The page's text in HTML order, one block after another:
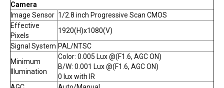
Camera
Image Sensor 1/2.8 inch Progressive Scan CMOS
Effective
Pixels
1920(H)x1080(V)
Signal System PAL/NTSC
Minimum
Illumination
Color: 0.005 Lux @(F1.6, AGC ON)
B/W: 0.001 Lux @(F1.6, AGC ON)
0 lux with IR